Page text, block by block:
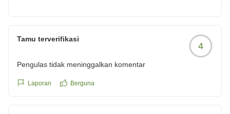
ご利用いただければ幸いでございます。お忙しいところ
Tamu terverifikasi
4
Pengulas tidak meninggalkan komentar
Laporan Berguna